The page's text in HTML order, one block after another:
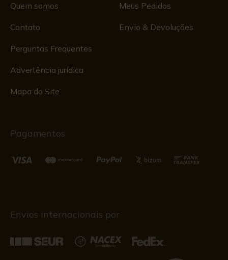
Quem somos
Contato
Perguntas Frequentes
Advertência jurídica
Mapa do Site
Meus Pedidos
Envio & Devoluções
Pagamentos
Envios internacionais por